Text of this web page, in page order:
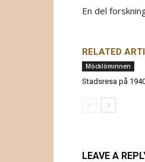
En del
RELATED
Möcklöminnen
Stadsresa på
LEAVE A